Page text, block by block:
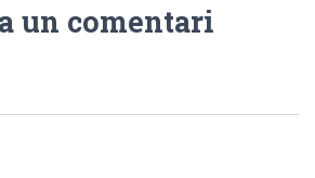
un comentari